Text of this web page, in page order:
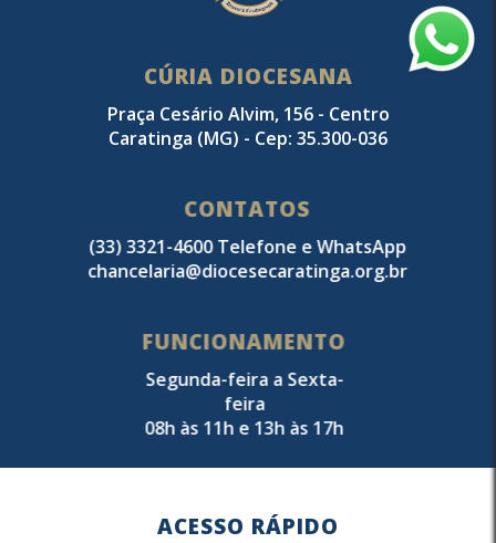
CÚRIA DIOCESANA
Praça Cesário Alvim, 156 - Centro
Caratinga (MG) - Cep: 35.300-036
CONTATOS
(33) 3321-4600 Telefone e WhatsApp
chancelaria@diocesecaratinga.org.br
FUNCIONAMENTO
Segunda-feira a Sexta-
feira
08h às 11h e 13h às 17h
ACESSO RÁPIDO